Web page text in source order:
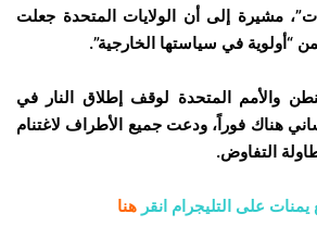
مشيرة إلى أن الولايات المتحدة جعلت
“أولوية في سياستها الخارجية”.
والأمم المتحدة لوقف إطلاق النار في
هناك فوراً، ودعت جميع الأطراف لاغتنام
التفاوض.
على التليجرام انقر هنا